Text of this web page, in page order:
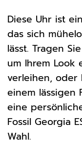
Diese Uhr ist
das sich
lässt. Tragen
um Ihrem Look
verleihen, oder
einem lässigen
eine
Fossil Georgia
Wahl.